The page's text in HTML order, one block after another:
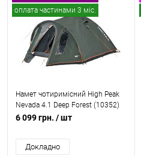
оплата частинами 3 міс.
безкоштовна доставка
Намет чотиримісний High Peak
Nevada 4.1 Deep Forest (10352)
6 099 грн. / шт
Докладно